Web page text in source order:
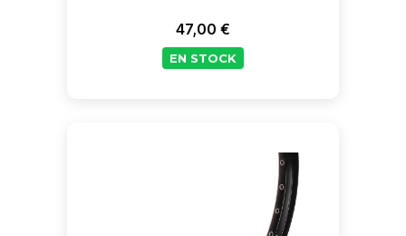
Prix
47,00 €
EN STOCK